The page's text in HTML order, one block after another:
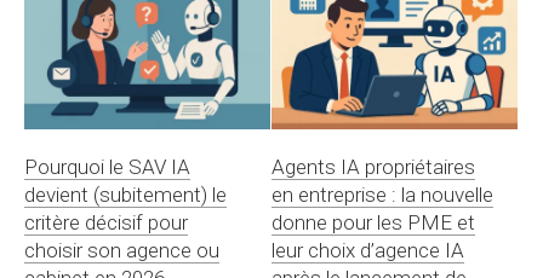
Pourquoi le SAV IA
devient (subitement) le
critère décisif pour
choisir son agence ou
Agents IA propriétaires
en entreprise : la nouvelle
donne pour les PME et
leur choix d’agence IA